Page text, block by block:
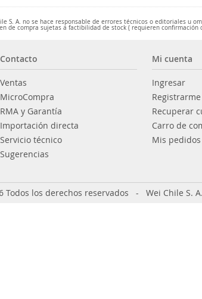
S. A. no se hace responsable de errores técnicos o editoriales u
de compra sujetas a factibilidad de stock ( requieren
Contacto
Ventas
MicroCompra
RMA y Garantía
Importación directa
Servicio técnico
Sugerencias
Mi cuenta
Ingresar
Registrarme
Recuperar
Carro de
Mis pedidos
Todos los derechos reservados - Wei Chile S. A.